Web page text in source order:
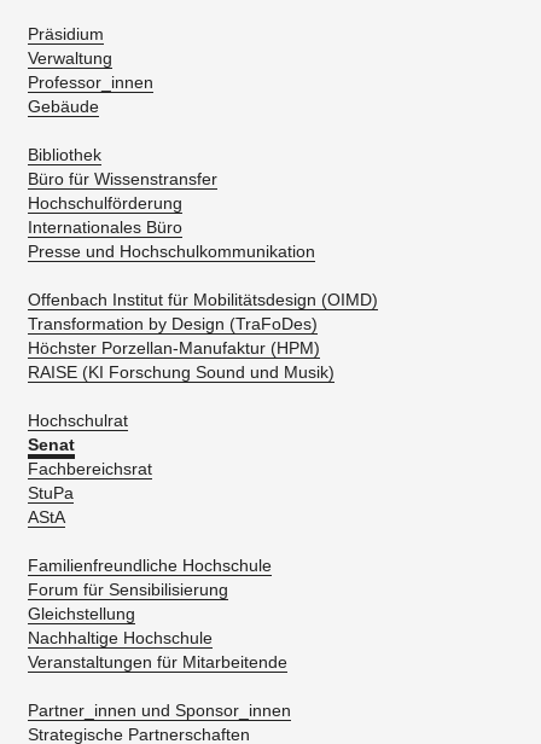
Präsidium
Verwaltung
Professor_innen
Gebäude
Bibliothek
Büro für Wissenstransfer
Hochschulförderung
Internationales Büro
Presse und Hochschulkommunikation
Offenbach Institut für Mobilitätsdesign (OIMD)
Transformation by Design (TraFoDes)
Höchster Porzellan-Manufaktur (HPM)
RAISE (KI Forschung Sound und Musik)
Hochschulrat
Senat
Fachbereichsrat
StuPa
AStA
Familienfreundliche Hochschule
Forum für Sensibilisierung
Gleichstellung
Nachhaltige Hochschule
Veranstaltungen für Mitarbeitende
Partner_innen und Sponsor_innen
Strategische Partnerschaften